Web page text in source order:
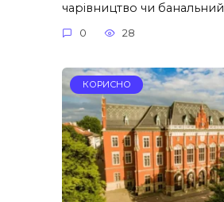
чарівництво чи банальний
0 28
КОРИСНО